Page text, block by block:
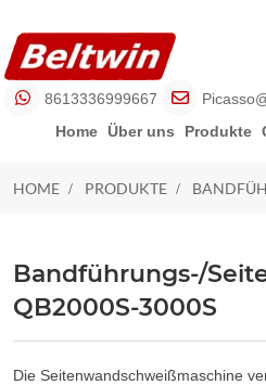
8613336999667
Home Über uns Produkte
HOME PRODUKTE
Bandführungs-/
QB2000S-3000S
Die Seitenwandschweißmaschine